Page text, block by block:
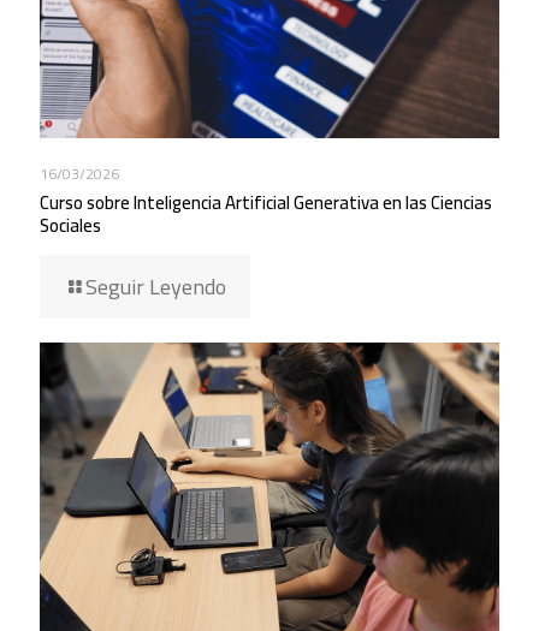
16/03/2026
Curso sobre Inteligencia Artificial Generativa en las Ciencias
Sociales
Seguir Leyendo